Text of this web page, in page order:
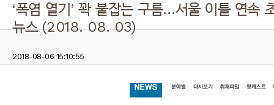
‘폭염 열기’ 꽉 붙잡는 구름…서울 이틀 연속
뉴스 (2018. 08. 03)
2018-08-06 15:10:55